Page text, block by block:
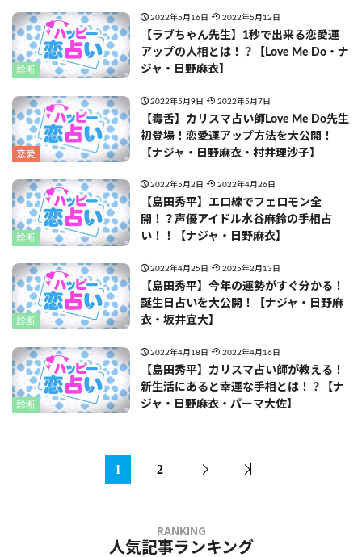
診断
2022年5月16日 2022年5月12日
【ラブちゃん先生】1秒で出来る恋愛運
アップの人相とは！？【Love Me Do・ナ
ジャ・日野麻衣】
恋愛
2022年5月9日 2022年5月7日
【毒舌】カリスマ占い師Love Me Do先生
初登場！恋愛運アップ方法を大公開！
【ナジャ・日野麻衣・村井理沙子】
診断
2022年5月2日 2022年4月26日
【島田秀平】エロ線でフェロモン全
開！？声優アイドル水谷麻鈴の手相占
い！！【ナジャ・日野麻衣】
診断
2022年4月25日 2025年2月13日
【島田秀平】今年の運勢がすぐ分かる！
誕生日占いを大公開！【ナジャ・日野麻
衣・坂井宜大】
診断
2022年4月18日 2022年4月16日
【島田秀平】カリスマ占い師が教える！
新生活にあると幸運な手相とは！？【ナ
ジャ・日野麻衣・パーマ大佐】
1 2
人気記事ランキング